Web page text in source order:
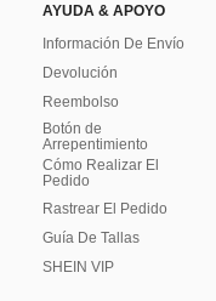
AYUDA & APOYO
Información De Envío
Devolución
Reembolso
Botón de
Arrepentimiento
Cómo Realizar El
Pedido
Rastrear El Pedido
Guía De Tallas
SHEIN VIP